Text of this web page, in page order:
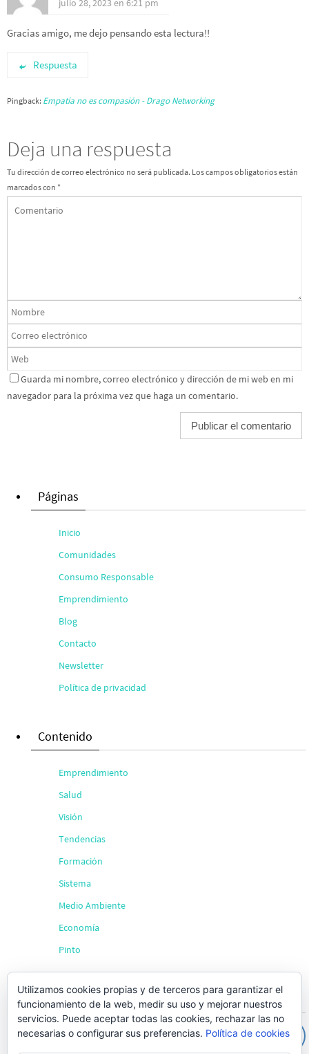
julio 28, 2023 en 6:21 pm
Gracias amigo, me dejo pensando esta lectura!!
Respuesta
Pingback: Empatía no es compasión - Drago Networking
Deja una respuesta
Tu dirección de correo electrónico no será publicada. Los campos obligatorios están
marcados con *
Guarda mi nombre, correo electrónico y dirección de mi web en mi
navegador para la próxima vez que haga un comentario.
Páginas
Inicio
Comunidades
Consumo Responsable
Emprendimiento
Blog
Contacto
Newsletter
Política de privacidad
Contenido
Emprendimiento
Salud
Visión
Tendencias
Formación
Sistema
Medio Ambiente
Economía
Pinto
Búsqueda
Utilizamos cookies propias y de terceros para garantizar el
funcionamiento de la web, medir su uso y mejorar nuestros
servicios. Puede aceptar todas las cookies, rechazar las no
necesarias o configurar sus preferencias. Política de cookies